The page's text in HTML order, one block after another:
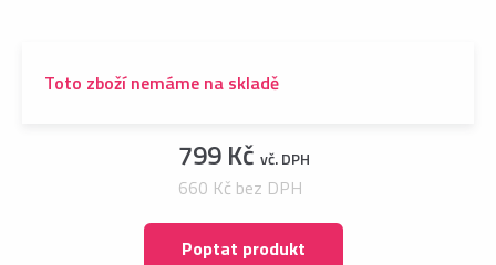
Toto zboží nemáme na skladě
799 Kč vč. DPH
660 Kč bez DPH
Poptat produkt